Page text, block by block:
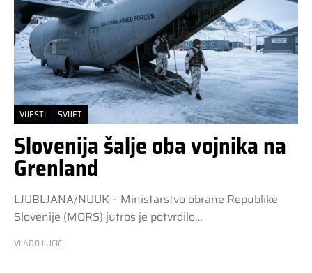
VIJESTI SVIJET
Slovenija šalje oba vojnika na
Grenland
LJUBLJANA/NUUK – Ministarstvo obrane Republike
Slovenije (MORS) jutros je potvrdilo…
VLADO LUCIĆ